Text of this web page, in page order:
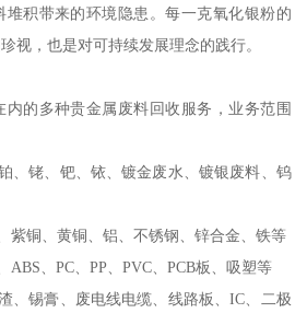
积带来的环境隐患。每一克氧化银粉的
视，也是对可持续发展理念的践行。
的多种贵金属废料回收服务，业务范围
、铑、钯、铱、镀金废水、镀银废料、钨
紫铜、黄铜、铝、不锈钢、锌合金、铁等
、PC、PP、PVC、PCB板、吸塑等
、锡膏、废电线电缆、线路板、IC、二极